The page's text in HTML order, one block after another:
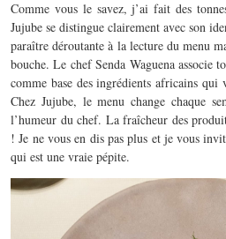
Comme vous le savez, j’ai fait des
Jujube se distingue clairement avec son
paraître déroutante à la lecture du menu
bouche. Le chef Senda Waguena associe
comme base des ingrédients africains qui
Chez Jujube, le menu change chaque
l’humeur du chef. La fraîcheur des
! Je ne vous en dis pas plus et je vous
qui est une vraie pépite.